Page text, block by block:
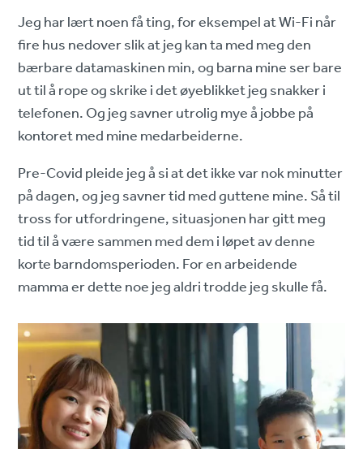
Jeg har lært noen få ting, for eksempel at Wi-Fi når
fire hus nedover slik at jeg kan ta med meg den
bærbare datamaskinen min, og barna mine ser bare
ut til å rope og skrike i det øyeblikket jeg snakker i
telefonen. Og jeg savner utrolig mye å jobbe på
kontoret med mine medarbeiderne.
Pre-Covid pleide jeg å si at det ikke var nok minutter
på dagen, og jeg savner tid med guttene mine. Så til
tross for utfordringene, situasjonen har gitt meg
tid til å være sammen med dem i løpet av denne
korte barndomsperioden. For en arbeidende
mamma er dette noe jeg aldri trodde jeg skulle få.